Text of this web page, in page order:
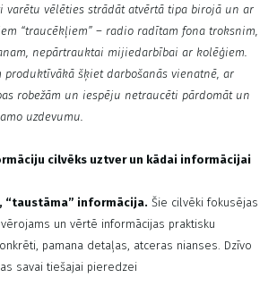
varētu vēlēties strādāt atvērtā tipa birojā un ar
“traucēkļiem” – radio radītam fona troksnim,
nepārtrauktai mijiedarbībai ar kolēģiem.
produktīvākā šķiet darbošanās vienatnē, ar
robežām un iespēju netraucēti pārdomāt un
uzdevumu.
cilvēks uztver un kādai informācijai
“taustāma” informācija. Šie cilvēki fokusējas
un vērtē informācijas praktisku
pamana detaļas, atceras nianses. Dzīvo
savai tiešajai pieredzei